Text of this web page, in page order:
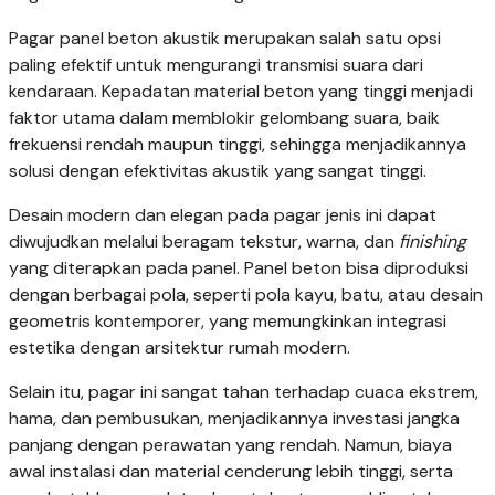
Pagar panel beton akustik merupakan salah satu opsi
paling efektif untuk mengurangi transmisi suara dari
kendaraan. Kepadatan material beton yang tinggi menjadi
faktor utama dalam memblokir gelombang suara, baik
frekuensi rendah maupun tinggi, sehingga menjadikannya
solusi dengan efektivitas akustik yang sangat tinggi.
Desain modern dan elegan pada pagar jenis ini dapat
diwujudkan melalui beragam tekstur, warna, dan finishing
yang diterapkan pada panel. Panel beton bisa diproduksi
dengan berbagai pola, seperti pola kayu, batu, atau desain
geometris kontemporer, yang memungkinkan integrasi
estetika dengan arsitektur rumah modern.
Selain itu, pagar ini sangat tahan terhadap cuaca ekstrem,
hama, dan pembusukan, menjadikannya investasi jangka
panjang dengan perawatan yang rendah. Namun, biaya
awal instalasi dan material cenderung lebih tinggi, serta